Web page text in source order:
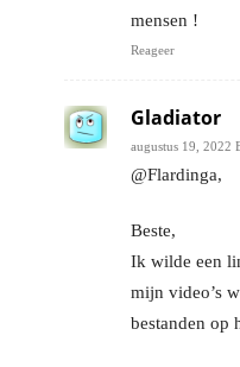
mensen !
Reageer
Gladiator
augustus 19, 2022
@Flardinga,
Beste,
Ik wilde een
mijn video’s
bestanden op